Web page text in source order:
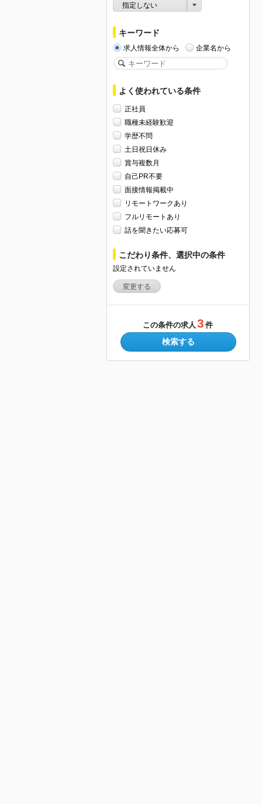
指定しない
キーワード
求人情報全体から 企業名から
よく使われている条件
正社員
職種未経験歓迎
学歴不問
土日祝日休み
賞与複数月
自己PR不要
面接情報掲載中
リモートワークあり
フルリモートあり
話を聞きたい応募可
こだわり条件、選択中の条件
設定されていません
変更する
この条件の求人 3 件
検索する